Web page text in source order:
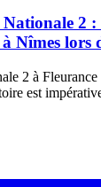
2 :
Nîmes lors
2 à
est